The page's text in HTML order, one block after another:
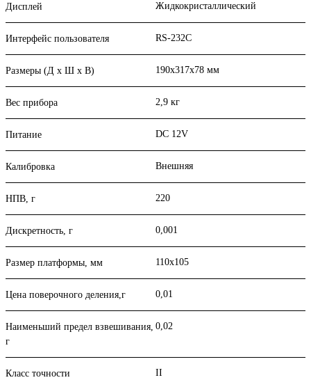
Дисплей Жидкокристаллический
Интерфейс пользователя RS-232C
Размеры (Д х Ш х В) 190х317х78 мм
Вес прибора 2,9 кг
Питание DC 12V
Калибровка Внешняя
НПВ, г 220
Дискретность, г 0,001
Размер платформы, мм 110х105
Цена поверочного деления,г 0,01
Наименьший предел взвешивания,
г
0,02
Класс точности II